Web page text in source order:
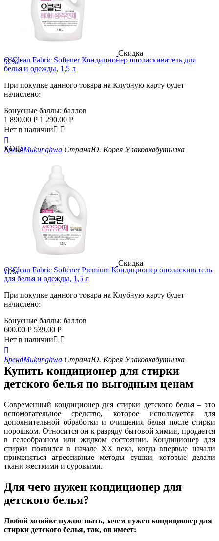
Скидка
32%
O’Clean Fabric Softener Кондиционер ополаскиватель для
белья и одежды, 1,5 л
При покупке данного товара на Клубную карту будет
начислено:
Бонусные баллы: баллов
1 890.00 Р 1 290.00 Р
Нет в наличии 

БрендMukunghwa СтранаЮ. Корея Упаковкабутылка
КОД:
Скидка
10%
O’Clean Fabric Softener Premium Кондиционер ополаскиватель
для белья и одежды, 1,5 л
При покупке данного товара на Клубную карту будет
начислено:
Бонусные баллы: баллов
600.00 Р 539.00 Р
Нет в наличии 

БрендMukunghwa СтранаЮ. Корея Упаковкабутылка
Купить кондиционер для стирки
детского белья по выгодным ценам
Современный кондиционер для стирки детского белья – это
вспомогательное средство, которое используется для
дополнительной обработки и очищения белья после стирки
порошком. Относится он к разряду бытовой химии, продается
в гелеобразном или жидком состоянии. Кондиционер для
стирки появился в начале XX века, когда впервые начали
применяться агрессивные методы сушки, которые делали
ткани жесткими и суровыми.
Для чего нужен кондиционер для
детского белья?
Любой хозяйке нужно знать, зачем нужен кондиционер для
стирки детского белья, так, он имеет: